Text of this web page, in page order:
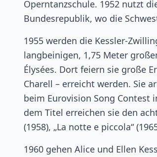
Operntanzschule. 1952 nutzt
Bundesrepublik, wo die
1955 werden die Kessler-
langbeinigen, 1,75 Meter
Élysées. Dort feiern sie große
Charell – erreicht werden. Sie
beim Eurovision Song Contest
dem Titel erreichen sie den
(1958), „La notte e piccola“
1960 gehen Alice und Ellen